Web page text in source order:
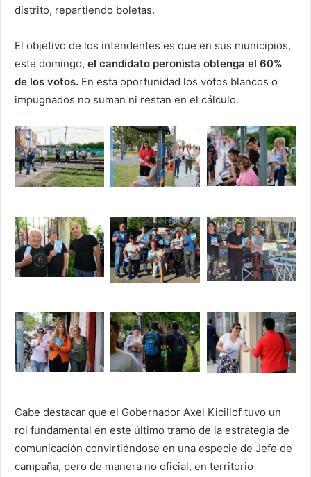
distrito, repartiendo boletas.
El objetivo de los intendentes es que en sus municipios,
este domingo, el candidato peronista obtenga el 60%
de los votos. En esta oportunidad los votos blancos o
impugnados no suman ni restan en el cálculo.
Cabe destacar que el Gobernador Axel Kicillof tuvo un
rol fundamental en este último tramo de la estrategia de
comunicación convirtiéndose en una especie de Jefe de
campaña, pero de manera no oficial, en territorio